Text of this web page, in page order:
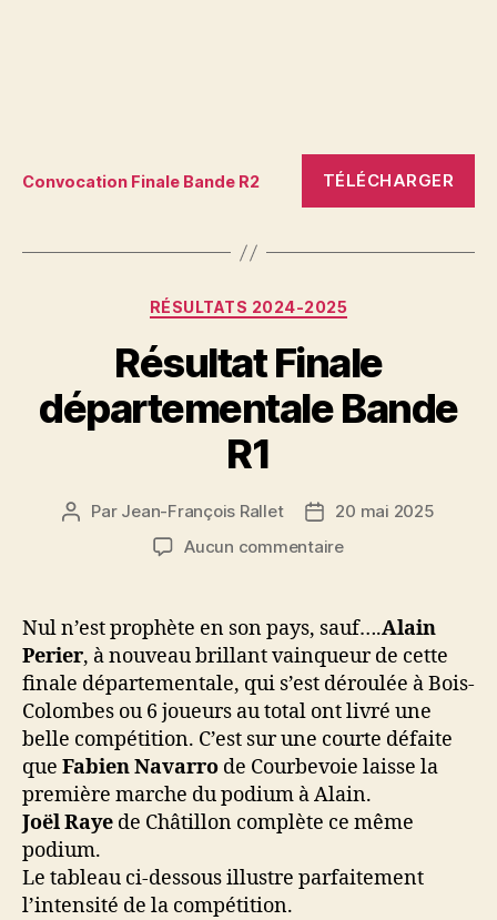
Convocation Finale Bande R2 TÉLÉCHARGER
Catégories
RÉSULTATS 2024-2025
Résultat Finale
départementale Bande
R1
Auteur
Par Jean-François Rallet
Date
de
20 mai 2025
Aucun commentairesur
départementale
Bande
R1
Nul n’est prophète en son pays, sauf….Alain
Perier, à nouveau brillant vainqueur de cette
finale départementale, qui s’est déroulée à Bois-
Colombes ou 6 joueurs au total ont livré une
belle compétition. C’est sur une courte défaite
que Fabien Navarro de Courbevoie laisse la
première marche du podium à Alain.
Joël Raye de Châtillon complète ce même
podium.
Le tableau ci-dessous illustre parfaitement
l’intensité de la compétition.